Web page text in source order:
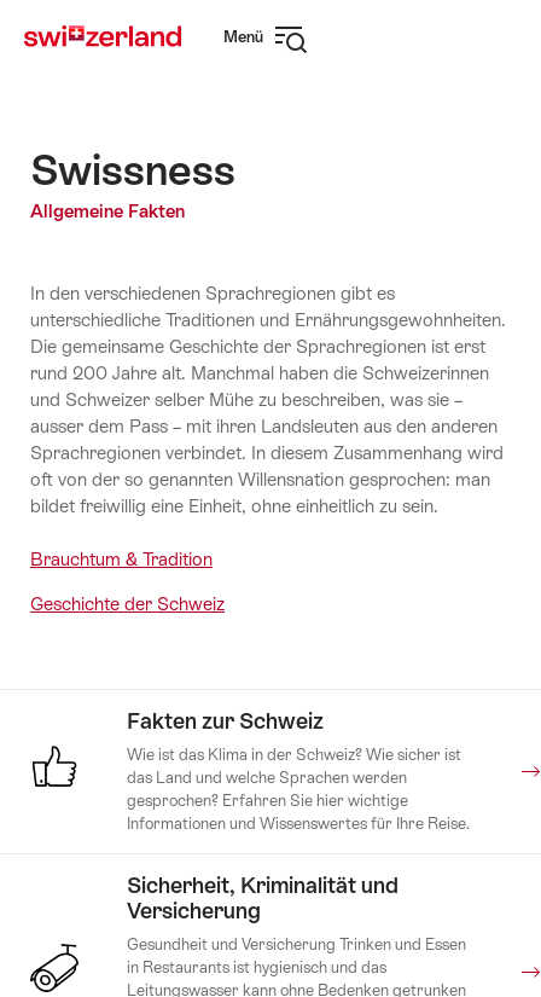
Menü
Swissness
Allgemeine Fakten
In den verschiedenen Sprachregionen gibt es
unterschiedliche Traditionen und Ernährungsgewohnheiten.
Die gemeinsame Geschichte der Sprachregionen ist erst
rund 200 Jahre alt. Manchmal haben die Schweizerinnen
und Schweizer selber Mühe zu beschreiben, was sie –
ausser dem Pass – mit ihren Landsleuten aus den anderen
Sprachregionen verbindet. In diesem Zusammenhang wird
oft von der so genannten Willensnation gesprochen: man
bildet freiwillig eine Einheit, ohne einheitlich zu sein.
Brauchtum & Tradition
Geschichte der Schweiz
Fakten zur Schweiz
Wie ist das Klima in der Schweiz? Wie sicher ist
das Land und welche Sprachen werden
gesprochen? Erfahren Sie hier wichtige
Informationen und Wissenswertes für Ihre Reise.
Sicherheit, Kriminalität und
Versicherung
Gesundheit und Versicherung Trinken und Essen
in Restaurants ist hygienisch und das
Leitungswasser kann ohne Bedenken getrunken